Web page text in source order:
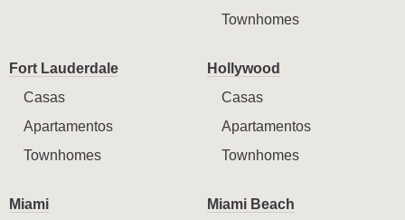
Townhomes
Fort Lauderdale
Casas
Apartamentos
Townhomes
Hollywood
Casas
Apartamentos
Townhomes
Miami
Miami Beach